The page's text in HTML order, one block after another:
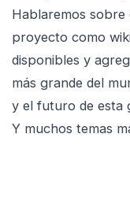
Hablaremos sobre
proyecto como
disponibles y
más grande del
y el futuro de esta
Y muchos temas